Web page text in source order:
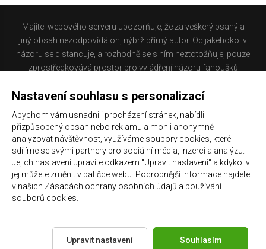
Majitel webového serveru upozorňuje, že za veškerý psaný a
jiný obsah nezodpovídá on, nýbrž přímý autor. Od jakéhokoliv
názoru se distancuje, a rozhodně se s ním neztotožňuje, pouze
zprostředkovává prostor pro vyjádření názoru fanoušků
nacházíte obsahuje materiál, který někteří lidé mohou
nejsou dle právní úpravy zákona č. 480/2004 Sb., o některých
službách informační společnosti a o změně některých zákonů
(zákon o některých službách informační společnosti) a
zejména §6 citovaného zákona, odpovědni za příspěvky
návštěvníků těchto stránek.
Galerie|Historie
Copyright 2021 ©Chachaři.czVšechna práva vyhrazena.
Nastavení souhlasu s personalizací
Abychom vám usnadnili procházení stránek, nabídli
přizpůsobený obsah nebo reklamu a mohli anonymně
analyzovat návštěvnost, využíváme soubory cookies, které
sdílíme se svými partnery pro sociální média, inzerci a analýzu.
Jejich nastavení upravíte odkazem "Upravit nastavení" a kdykoliv
jej můžete změnit v patičce webu. Podrobnější informace najdete
v našich Zásadách ochrany osobních údajů a používání
souborů cookies
Souhlasím
Upravit nastavení